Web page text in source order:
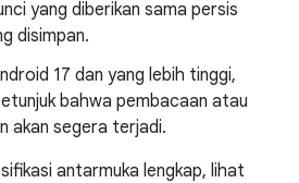
yang diberikan sama persis
disimpan.
17 dan yang lebih tinggi,
bahwa pembacaan atau
akan segera terjadi.
antarmuka lengkap, lihat